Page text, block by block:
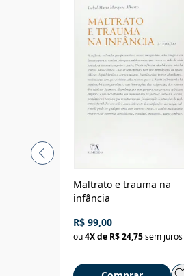
Maltrato e trauma na
infância
R$ 99,00
ou4X de R$ 24,75sem juros